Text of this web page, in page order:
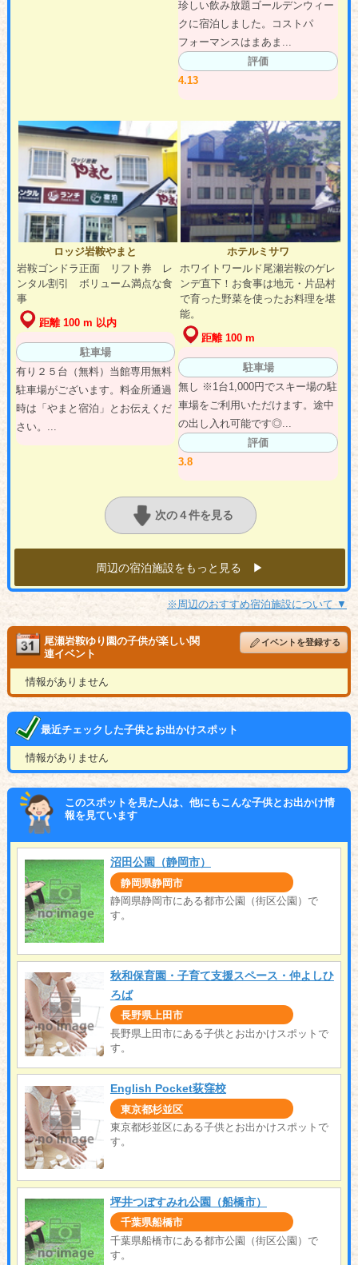
珍しい飲み放題ゴールデンウィー
クに宿泊しました。コストパ
フォーマンスはまあま...
評価
4.13
ロッジ岩鞍やまと
岩鞍ゴンドラ正面 リフト券 レ
ンタル割引 ボリューム満点な食
事
距離 100 m 以内
駐車場
有り２５台（無料）当館専用無料
駐車場がございます。料金所通過
時は「やまと宿泊」とお伝えくだ
さい。...
ホテルミサワ
ホワイトワールド尾瀬岩鞍のゲレ
ンデ直下！お食事は地元・片品村
で育った野菜を使ったお料理を堪
能。
距離 100 m
駐車場
無し ※1台1,000円でスキー場の駐
車場をご利用いただけます。途中
の出し入れ可能です◎...
評価
3.8
次の４件を見る
周辺の宿泊施設をもっと見る ▶︎
※周辺のおすすめ宿泊施設について ▼
尾瀬岩鞍ゆり園の子供が楽しい関
連イベント
イベントを登録する
情報がありません
最近チェックした子供とお出かけスポット
情報がありません
このスポットを見た人は、他にもこんな子供とお出かけ情
報を見ています
沼田公園（静岡市）
静岡県静岡市
静岡県静岡市にある都市公園（街区公園）で
す。
秋和保育園・子育て支援スペース・仲よしひ
ろば
長野県上田市
長野県上田市にある子供とお出かけスポットで
す。
English Pocket荻窪校
東京都杉並区
東京都杉並区にある子供とお出かけスポットで
す。
坪井つぼすみれ公園（船橋市）
千葉県船橋市
千葉県船橋市にある都市公園（街区公園）で
す。